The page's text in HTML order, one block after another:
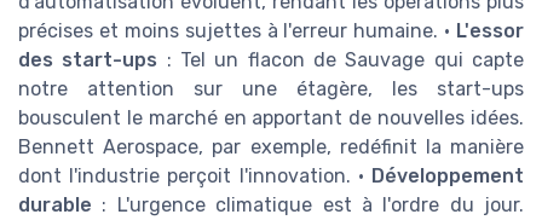
précises et moins sujettes à l'erreur humaine. • L'essor
des start-ups : Tel un flacon de Sauvage qui capte
notre attention sur une étagère, les start-ups
bousculent le marché en apportant de nouvelles idées.
Bennett Aerospace, par exemple, redéfinit la manière
dont l'industrie perçoit l'innovation. • Développement
durable : L'urgence climatique est à l'ordre du jour.